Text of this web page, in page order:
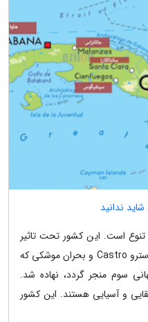
ندانید
تنوع است. این کشور تحت تاثیر
جنگهای اسپانیایی-آمریکایی، انقلاب کاسترو Castro و بحران موشکی که
سوم منجر گردد، نهاده شد.
و آسیایی هستند. این کشور